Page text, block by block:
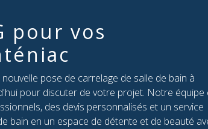
pour vos
pose de carrelage de salle de bain à
pour discuter de votre projet. Notre équipe
des devis personnalisés et un service
bain en un espace de détente et de beauté